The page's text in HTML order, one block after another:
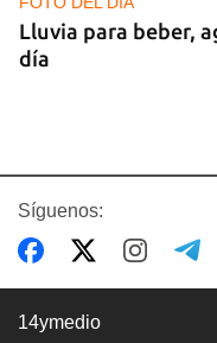
Lluvia para beber,
día
Síguenos:
14ymedio